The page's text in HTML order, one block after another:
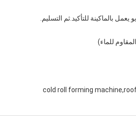
بالماكينة للتأكيد.ثم التسليم.
cold roll forming